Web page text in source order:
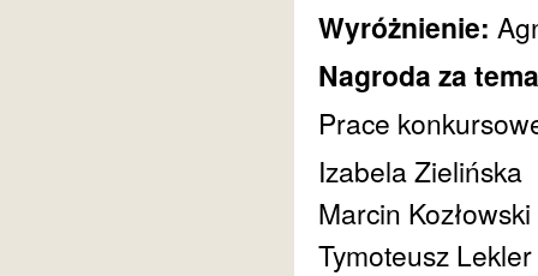
Wyróżnienie:
Nagroda za
Prace
Izabela Zielińska
Marcin Kozłowski
Tymoteusz Lekler